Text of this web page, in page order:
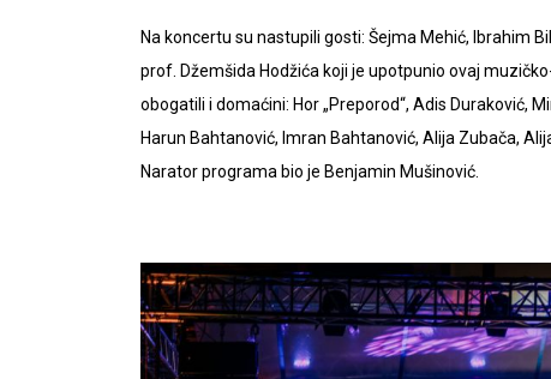
Na koncertu su nastupili gosti: Šejma Mehić, Ibrahim
prof. Džemšida Hodžića koji je upotpunio ovaj
obogatili i domaćini: Hor „Preporod“, Adis Duraković,
Harun Bahtanović, Imran Bahtanović, Alija Zubača,
Narator programa bio je Benjamin Mušinović.